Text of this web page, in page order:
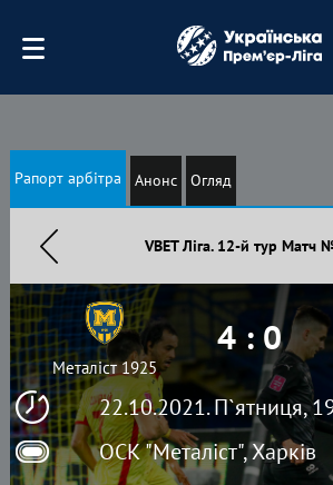
Рапорт арбітра Анонс Огляд
VBET Ліга. 12-й тур Матч
22.10.2021. П`ятниця,
ОСК "Металіст", Харків
Металіст 1925
4 : 0